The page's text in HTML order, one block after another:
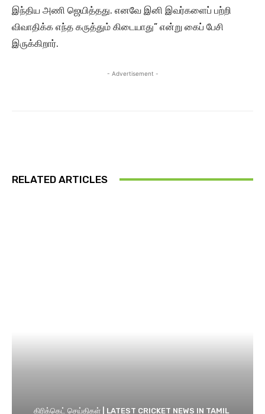
இந்திய அணி ஜெயித்தது. எனவே இனி இவர்களைப் பற்றி
விவாதிக்க எந்த கருத்தும் கிடையாது” என்று கைப் பேசி
இருக்கிறார்.
- Advertisement -
RELATED ARTICLES
கிரிக்கெட் செய்திகள் | LATEST CRICKET NEWS IN TAMIL